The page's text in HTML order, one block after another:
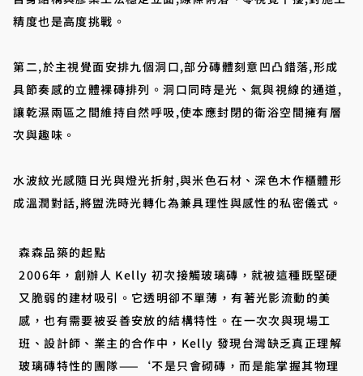
精度也是高度挑戰。
第二,於主視覺面安排九個洞口,部分磚體刻意凹凸錯落,形成
具節奏感的立體裸磚排列。洞口同時是光、氣與視線的通道,
讓乾濕兩區之間維持自然呼吸,使本應封閉的衛浴空間擁有層
次與趣味。
水波紋光感隨日光與燈光折射,與米色石材、深色木作櫃體形
成溫潤對話,將盥洗時光轉化為兼具理性與感性的私密儀式。
森森品築的起點
2006年，創辦人 Kelly 初次接觸玻璃磚，就被這種既堅硬
又脆弱的建材吸引。它透明卻不單薄，有著光影流動的美
感，也有需要被妥善安放的結構特性。在一次次與現場工
班、設計師、業主的合作中，Kelly 發現台灣缺乏真正理解
玻璃磚特性的團隊——‘不是只會砌磚，而是能掌握其物理